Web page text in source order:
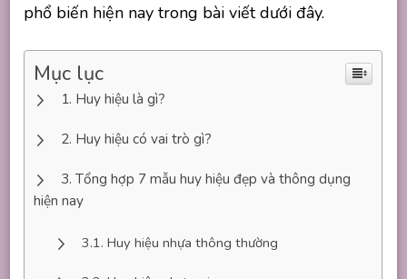
phổ biến hiện nay trong bài viết dưới đây.
Mục lục
Huy hiệu là gì?
Huy hiệu có vai trò gì?
Tổng hợp 7 mẫu huy hiệu đẹp và thông dụng
hiện nay
Huy hiệu nhựa thông thường